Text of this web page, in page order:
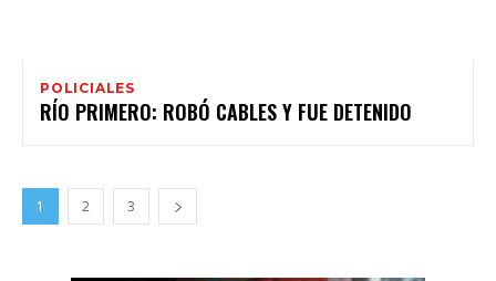
POLICIALES
RÍO PRIMERO: ROBÓ CABLES Y FUE DETENIDO
1 2 3